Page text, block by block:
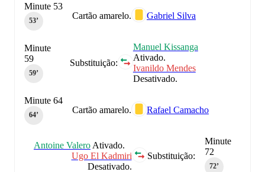
Cartão amarelo. Gabriel Silva
Minute 53
53‎’‎
Substituição:
Manuel Kissanga
Ativado.
Ivanildo Mendes
Desativado.
Minute
59
59‎’‎
Cartão amarelo. Rafael Camacho
Minute 64
64‎’‎
Minute
72
72‎’‎
Substituição:
Antoine Valero Ativado.
Ugo El Kadmiri
Desativado.